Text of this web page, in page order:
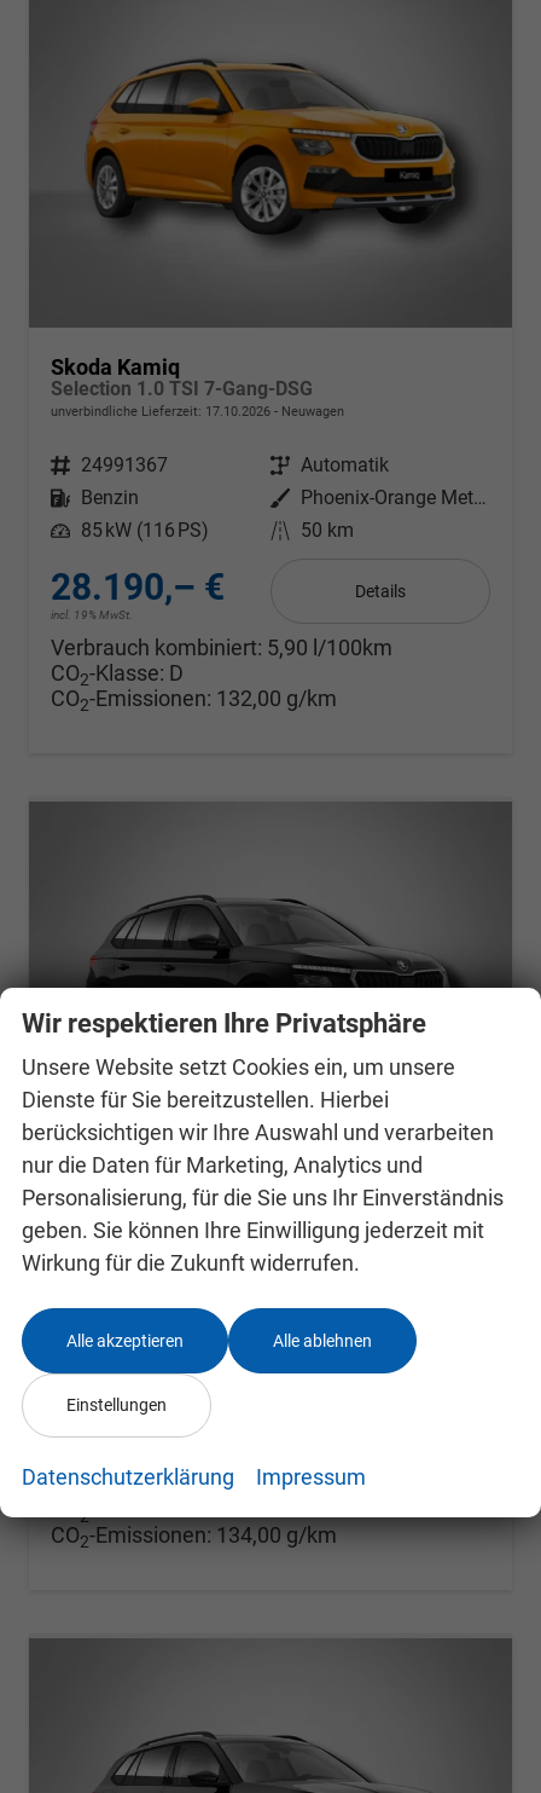
Skoda Kamiq
Selection 1.0 TSI 7-Gang-DSG
unverbindliche Lieferzeit: 17.10.2026 Neuwagen
Fahrzeugnr. 24991367 Getriebe Automatik
Kraftstoff
Benzin Außenfarbe
Phoenix-Orange Metallic
Leistung 85 kW (116 PS) Kilometerstand 50 km
28.190,– €
incl. 19% MwSt.
Details
Verbrauch kombiniert: 5,90 l/100km
CO2-Klasse: D
CO2-Emissionen: 132,00 g/km
Skoda Kamiq
Selection 1.5 TSI 7-Gang-DSG
Kraftstoff Benzin Außenfarbe
110 kW (150 PS)
28.190,– €
Verbrauch kombiniert:5,90 l/100km
2
CO2-Emissionen: 134,00 g/km
Wir respektieren Ihre Privatsphäre
Unsere Website setzt Cookies ein, um unsere
Dienste für Sie bereitzustellen. Hierbei
berücksichtigen wir Ihre Auswahl und verarbeiten
nur die Daten für Marketing, Analytics und
Personalisierung, für die Sie uns Ihr Einverständnis
geben. Sie können Ihre Einwilligung jederzeit mit
Wirkung für die Zukunft widerrufen.
Alle akzeptieren Alle ablehnen
Einstellungen
Datenschutzerklärung Impressum